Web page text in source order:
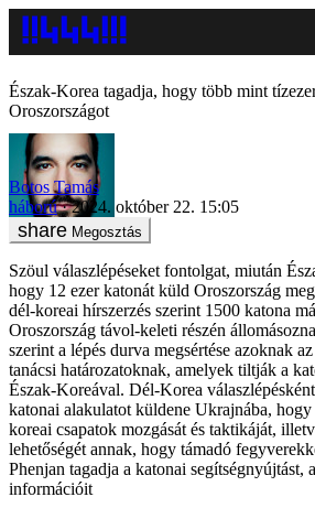
Észak-Korea tagadja, hogy több mint
Oroszországot
Botos Tamás
háború
2024. október 22. 15:05
Megosztás
Szöul válaszlépéseket fontolgat, miután
hogy 12 ezer katonát küld Oroszország
dél-koreai hírszerzés szerint 1500 katona
Oroszország távol-keleti részén
szerint a lépés durva megsértése azoknak
tanácsi határozatoknak, amelyek tiltják a
Észak-Koreával. Dél-Korea
katonai alakulatot küldene Ukrajnába,
koreai csapatok mozgását és taktikáját,
lehetőségét annak, hogy támadó
Phenjan tagadja a katonai segítségnyújtást,
információit